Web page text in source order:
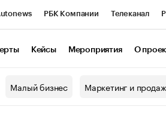
РБК Компании Телеканал
Кейсы Мероприятия О
Малый бизнес Маркетинг и